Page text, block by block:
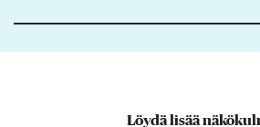
Löydä lisää